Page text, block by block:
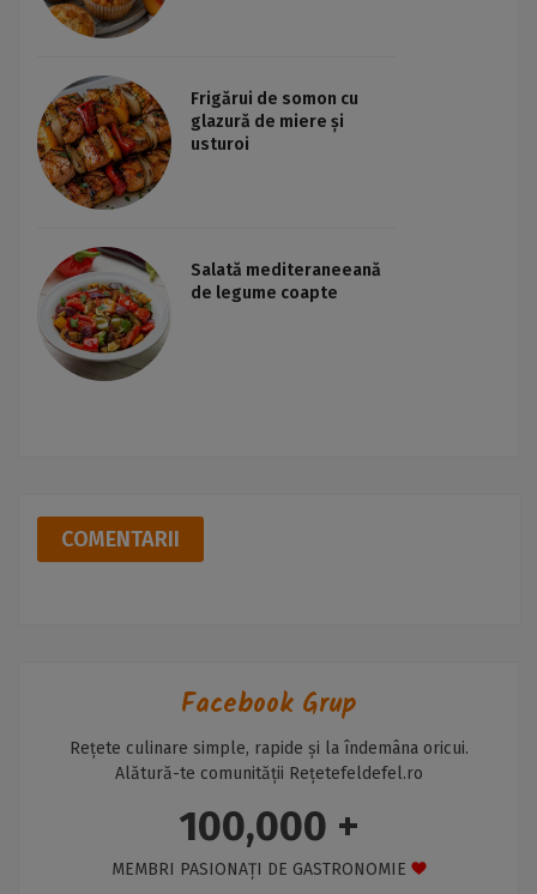
Frigărui de somon cu
glazură de miere și
usturoi
Salată mediteraneeană
de legume coapte
COMENTARII
Facebook Grup
Rețete culinare simple, rapide și la îndemâna oricui.
Alătură-te comunității Rețetefeldefel.ro
100,000 +
MEMBRI PASIONAȚI DE GASTRONOMIE